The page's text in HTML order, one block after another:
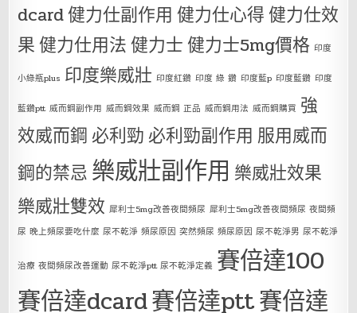
dcard健力仕副作用 健力仕心得健力仕效
果健力仕用法健力士健力士5mg價格 印度
小綠瓶plus 印度樂威壯 印度紅鑽 印度 綠 鑽 印度藍p 印度藍鑽 印度
藍鑽ptt 威而鋼副作用 威而鋼效果 威而鋼 正品 威而鋼用法 威而鋼購買 強
效威而鋼 必利勁 必利勁副作用 服用威而
鋼的禁忌 樂威壯副作用 樂威壯效果
樂威壯雙效 犀利士5mg改善夜間頻尿 犀利士5mg改善夜間頻尿 夜間頻
尿 晚上頻尿要吃什麼 尿不乾淨 頻尿原因 突然頻尿 頻尿原因 尿不乾淨男 尿不乾淨
治療 夜間頻尿改善運動 尿不乾淨ptt 尿不乾淨定義 賽倍達100
賽倍達dcard賽倍達ptt賽倍達